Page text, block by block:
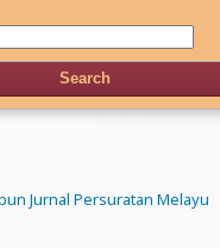
Search
Jurnal Persuratan Melayu